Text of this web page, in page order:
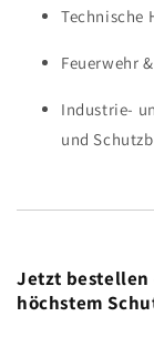
Technische
Feuerwehr
Industrie-
und
Jetzt bestellen
höchstem